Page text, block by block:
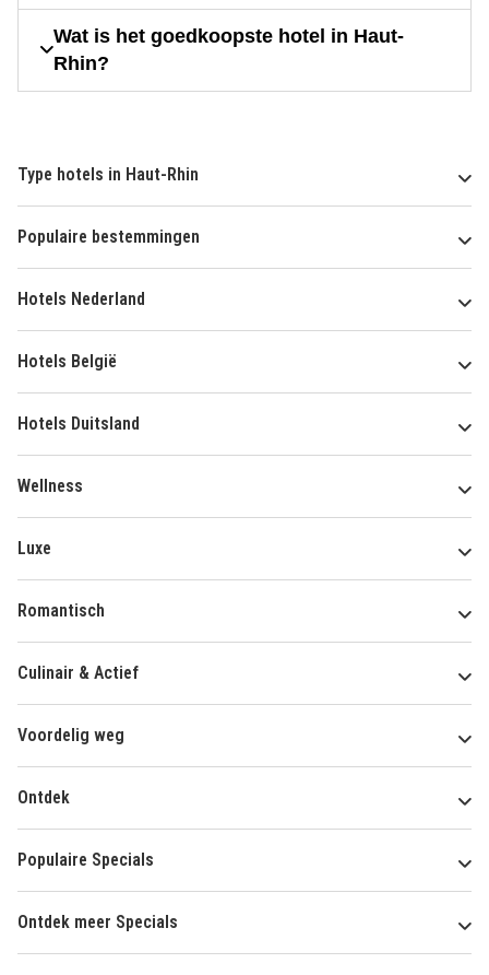
Wat is het goedkoopste hotel in Haut-
Rhin?
Type hotels in Haut-Rhin
Populaire bestemmingen
Hotels Nederland
Hotels België
Hotels Duitsland
Wellness
Luxe
Romantisch
Culinair & Actief
Voordelig weg
Ontdek
Populaire Specials
Ontdek meer Specials